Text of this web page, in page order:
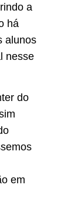
a
há
alunos
nesse
do
em